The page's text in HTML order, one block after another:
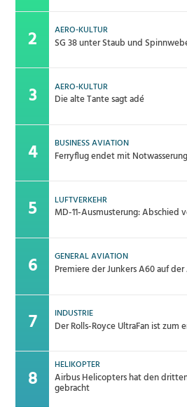
AERO-KULTUR
SG 38 unter Staub und
AERO-KULTUR
Die alte Tante sagt adé
BUSINESS AVIATION
Ferryflug endet mit
LUFTVERKEHR
MD-11-Ausmusterung: Abschied
GENERAL AVIATION
Premiere der Junkers A60 auf der
INDUSTRIE
Der Rolls-Royce UltraFan ist zum
HELIKOPTER
Airbus Helicopters hat den
gebracht